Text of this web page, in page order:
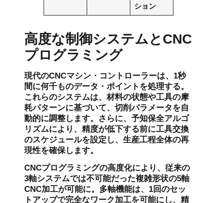
ション
高度な制御システムとCNC
プログラミング
現代のCNCマシン・コントローラーは、1秒
間に何千ものデータ・ポイントを処理する。
これらのシステムは、材料の状態や工具の摩
耗パターンに基づいて、切削パラメータを自
動的に調整します。さらに、予知保全アルゴ
リズムにより、精度が低下する前に工具交換
のスケジュールを設定し、生産工程全体の再
現性を確保します。
CNCプログラミングの高度化により、従来の
3軸システムでは不可能だった複雑形状の5軸
CNC加工が可能に。多軸機能は、1回のセッ
トアップで完全なワーク加工を可能にし、精